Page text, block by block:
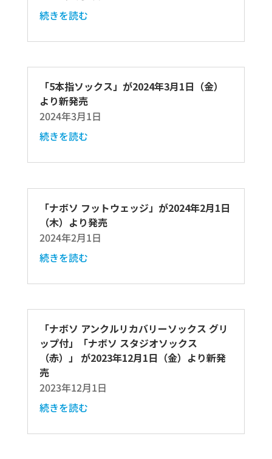
続きを読む
「5本指ソックス」が2024年3月1日（金）
より新発売
2024年3月1日
続きを読む
「ナボソ フットウェッジ」が2024年2月1日
（木）より発売
2024年2月1日
続きを読む
「ナボソ アンクルリカバリーソックス グリ
ップ付」「ナボソ スタジオソックス
（赤）」 が2023年12月1日（金）より新発
売
2023年12月1日
続きを読む